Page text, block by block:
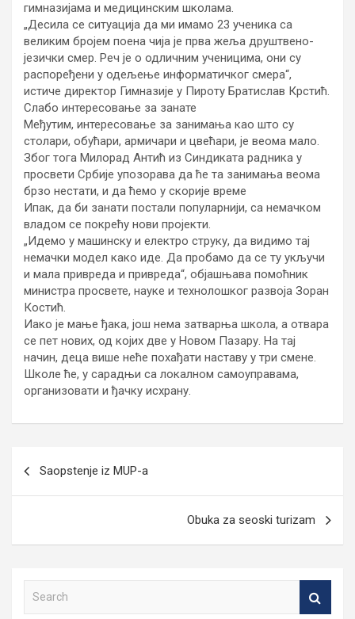
гимназијама и медицинским школама.
„Десила се ситуација да ми имамо 23 ученика са
великим бројем поена чија је прва жеља друштвено-
језички смер. Реч је о одличним ученицима, они су
распоређени у одељење информатичког смера“,
истиче директор Гимназије у Пироту Братислав Крстић.
Слабо интересовање за занате
Међутим, интересовање за занимања као што су
столари, обућари, армичари и цвећари, је веома мало.
Због тога Милорад Антић из Синдиката радника у
просвети Србије упозорава да ће та занимања веома
брзо нестати, и да ћемо у скорије време
Ипак, да би занати постали популарнији, са немачком
владом се покрећу нови пројекти.
„Идемо у машинску и електро струку, да видимо тај
немачки модел како иде. Да пробамо да се ту укључи
и мала привреда и привреда“, објашњава помоћник
министра просвете, науке и технолошког развоја Зоран
Костић.
Иако је мање ђака, још нема затварња школа, а отвара
се пет нових, од којих две у Новом Пазару. На тај
начин, деца више неће похађати наставу у три смене.
Школе ће, у сарадњи са локалном самоуправама,
организовати и ђачку исхрану.
чланка
Saopstenje iz MUP-a
Obuka za seoski turizam